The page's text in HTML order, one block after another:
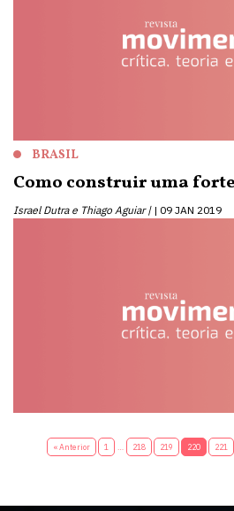
BRASIL
Como construir uma
Israel Dutra e Thiago Aguiar | 09 JAN 2019
« Anterior 1 218 219 220 221